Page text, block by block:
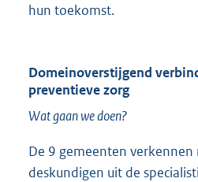
hun toekomst.
Domeinoverstijgend
preventieve zorg
Wat gaan we doen?
De 9 gemeenten
deskundigen uit de